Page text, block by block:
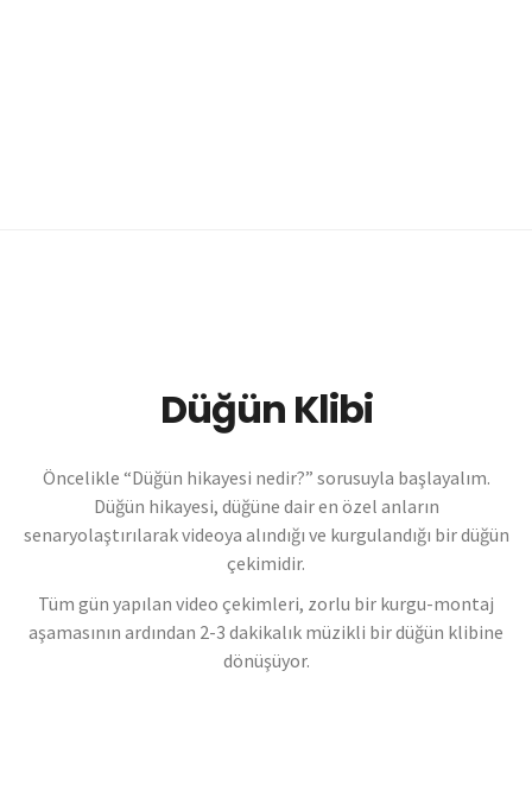
Düğün Klibi
Öncelikle “Düğün hikayesi nedir?” sorusuyla başlayalım.
Düğün hikayesi, düğüne dair en özel anların
senaryolaştırılarak videoya alındığı ve kurgulandığı bir düğün
çekimidir.
Tüm gün yapılan video çekimleri, zorlu bir kurgu-montaj
aşamasının ardından 2-3 dakikalık müzikli bir düğün klibine
dönüşüyor.